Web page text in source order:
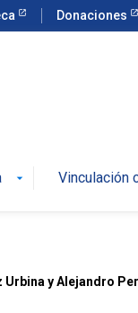
Donaciones
arrow_drop_down Vinculación
Urbina y Alejandro